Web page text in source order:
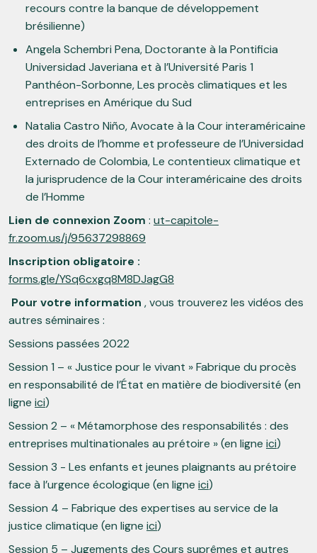
recours contre la banque de développement
brésilienne)
Angela Schembri Pena, Doctorante à la Pontificia
Universidad Javeriana et à l’Université Paris 1
Panthéon-Sorbonne, Les procès climatiques et les
entreprises en Amérique du Sud
Natalia Castro Niño, Avocate à la Cour interaméricaine
des droits de l’homme et professeure de l’Universidad
Externado de Colombia, Le contentieux climatique et
la jurisprudence de la Cour interaméricaine des droits
de l’Homme
Lien de connexion Zoom : ut-capitole-
fr.zoom.us/j/95637298869
Inscription obligatoire :
forms.gle/YSq6cxgq8M8DJagG8
Pour votre information , vous trouverez les vidéos des
autres séminaires :
Sessions passées 2022
Session 1 – « Justice pour le vivant » Fabrique du procès
en responsabilité de l’État en matière de biodiversité (en
ligne ici)
Session 2 – « Métamorphose des responsabilités : des
entreprises multinationales au prétoire » (en ligne ici)
Session 3 - Les enfants et jeunes plaignants au prétoire
face à l’urgence écologique (en ligne ici)
Session 4 – Fabrique des expertises au service de la
justice climatique (en ligne ici)
Session 5 – Jugements des Cours suprêmes et autres